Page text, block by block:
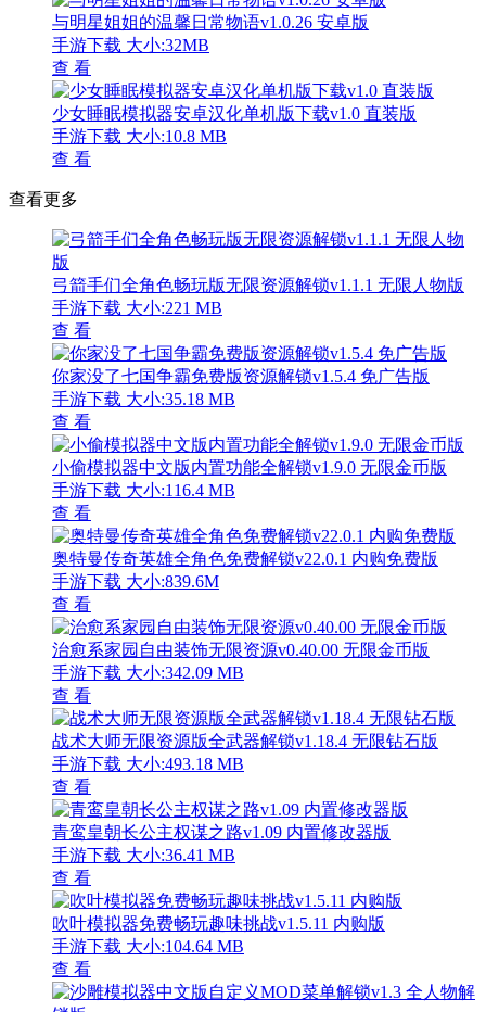
与明星姐姐的温馨日常物语v1.0.26 安卓版
手游下载 大小:32MB
查 看
少女睡眠模拟器安卓汉化单机版下载v1.0 直装版
手游下载 大小:10.8 MB
查 看
查看更多
弓箭手们全角色畅玩版无限资源解锁v1.1.1 无限人物版
手游下载 大小:221 MB
查 看
你家没了七国争霸免费版资源解锁v1.5.4 免广告版
手游下载 大小:35.18 MB
查 看
小偷模拟器中文版内置功能全解锁v1.9.0 无限金币版
手游下载 大小:116.4 MB
查 看
奥特曼传奇英雄全角色免费解锁v22.0.1 内购免费版
手游下载 大小:839.6M
查 看
治愈系家园自由装饰无限资源v0.40.00 无限金币版
手游下载 大小:342.09 MB
查 看
战术大师无限资源版全武器解锁v1.18.4 无限钻石版
手游下载 大小:493.18 MB
查 看
青鸾皇朝长公主权谋之路v1.09 内置修改器版
手游下载 大小:36.41 MB
查 看
吹叶模拟器免费畅玩趣味挑战v1.5.11 内购版
手游下载 大小:104.64 MB
查 看